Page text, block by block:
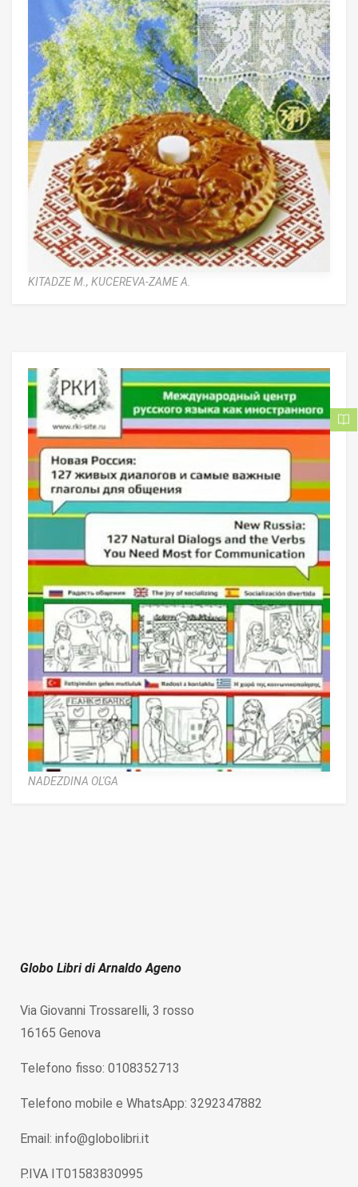
KITADZE M., KUCEREVA-ZAME A.
NADEZDINA OL'GA
Globo Libri di Arnaldo Ageno
Via Giovanni Trossarelli, 3 rosso
16165 Genova
Telefono fisso: 0108352713
Telefono mobile e WhatsApp: 3292347882
Email: info@globolibri.it
P.IVA IT01583830995